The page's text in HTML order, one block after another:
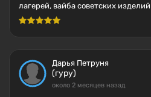
лагерей, вайба советских изделий
Дарья Петруня
(гуру)
около 2 месяцев назад